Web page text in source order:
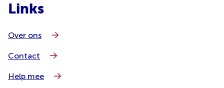
Links
Over ons
Contact
Help mee